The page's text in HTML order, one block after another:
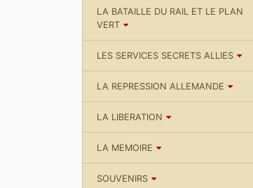
LA BATAILLE DU RAIL ET LE PLAN
VERT
LES SERVICES SECRETS ALLIES
LA REPRESSION ALLEMANDE
LA LIBERATION
LA MEMOIRE
SOUVENIRS